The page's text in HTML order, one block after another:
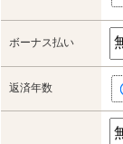
ボーナス払い
返済年数